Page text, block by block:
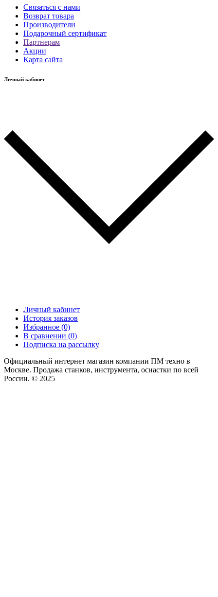
Связаться с нами
Возврат товара
Производители
Подарочный сертификат
Партнерам
Акции
Карта сайта
Личный кабинет
Личный кабинет
История заказов
Избранное (0)
В сравнении (0)
Подписка на рассылку
Официальный интернет магазин компании ПМ техно в
Москве. Продажа станков, инструмента, оснастки по всей
России. © 2025